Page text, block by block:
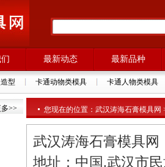
最新动态 最新品种
型 卡通动物类模具 卡通人物类模具
>> 您现在的位置：武汉涛海石膏模具网
武汉涛海石膏模具网
地址：中国.武汉市